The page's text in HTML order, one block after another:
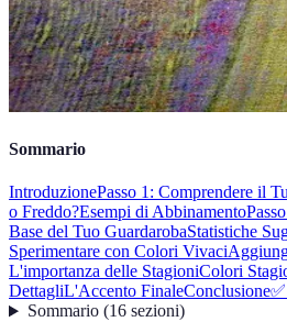
Sommario
IntroduzionePasso 1: Comprendere il
o Freddo?Esempi di Abbinamento
Base del Tuo GuardarobaStatistiche
Sperimentare con Colori Vivaci
L'importanza delle StagioniColori
DettagliL'Accento FinaleConclusione
Sommario(16 sezioni)